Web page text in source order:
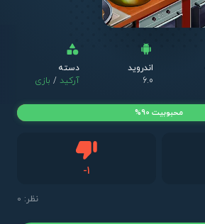
اندروید
6.0
دسته
آرکید / بازی
-1
نظر: 0
محبوبیت 90%